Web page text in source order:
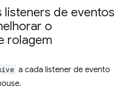
de eventos
o
rolagem
a cada listener de evento